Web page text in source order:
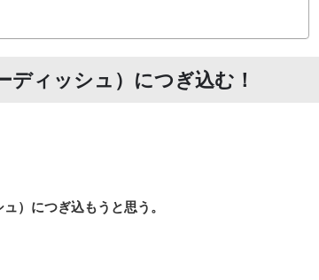
ィッシュ）につぎ込む！
）につぎ込もうと思う。